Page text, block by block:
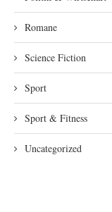
Romane
Science Fiction
Sport
Sport & Fitness
Uncategorized